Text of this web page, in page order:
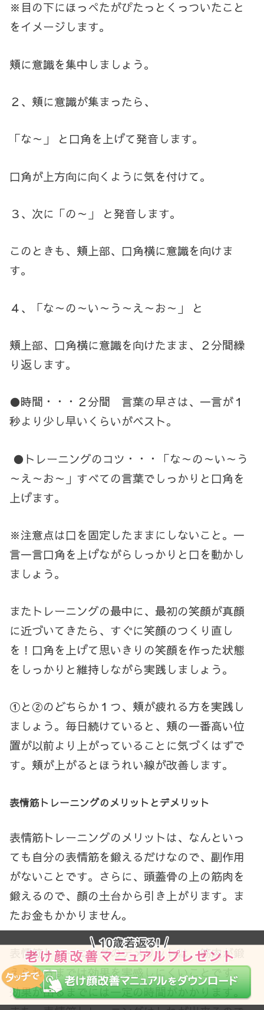
※目の下にほっぺたがぴたっとくっついたこと
をイメージします。
頬に意識を集中しましょう。
２、頬に意識が集まったら、
「な～」 と口角を上げて発音します。
口角が上方向に向くように気を付けて。
３、次に「の～」 と発音します。
このときも、頬上部、口角横に意識を向けま
す。
４、「な～の～い～う～え～お～」 と
頬上部、口角横に意識を向けたまま、２分間繰
り返します。
●時間・・・２分間 言葉の早さは、一言が１
秒より少し早いくらいがベスト。
●トレーニングのコツ・・・「な～の～い～う
～え～お～」すべての言葉でしっかりと口角を
上げます。
※注意点は口を固定したままにしないこと。一
言一言口角を上げながらしっかりと口を動かし
ましょう。
またトレーニングの最中に、最初の笑顔が真顔
に近づいてきたら、すぐに笑顔のつくり直し
を！口角を上げて思いきりの笑顔を作った状態
をしっかりと維持しながら実践しましょう。
①と②のどちらか１つ、頬が疲れる方を実践し
ましょう。毎日続けていると、頬の一番高い位
置が以前より上がっていることに気づくはずで
す。頬が上がるとほうれい線が改善します。
表情筋トレーニングのメリットとデメリット
表情筋トレーニングのメリットは、なんといっ
ても自分の表情筋を鍛えるだけなので、副作用
がないことです。さらに、頭蓋骨の上の筋肉を
鍛えるので、顔の土台から引き上がります。 ま
たお金もかかりません。
表情筋トレーニングのデメリットは、筋肉が鍛
えられるまでは効果を実感しにくいことです。
効果が出るまでには一定の時間がかかります。